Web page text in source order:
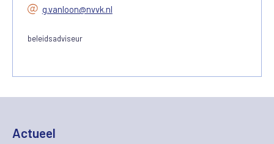
g.vanloon@nvvk.nl
beleidsadviseur
Actueel